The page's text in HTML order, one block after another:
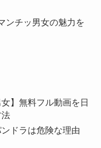
ンチッ男女の魅力を
】無料フル動画を日
ドラは危険な理由